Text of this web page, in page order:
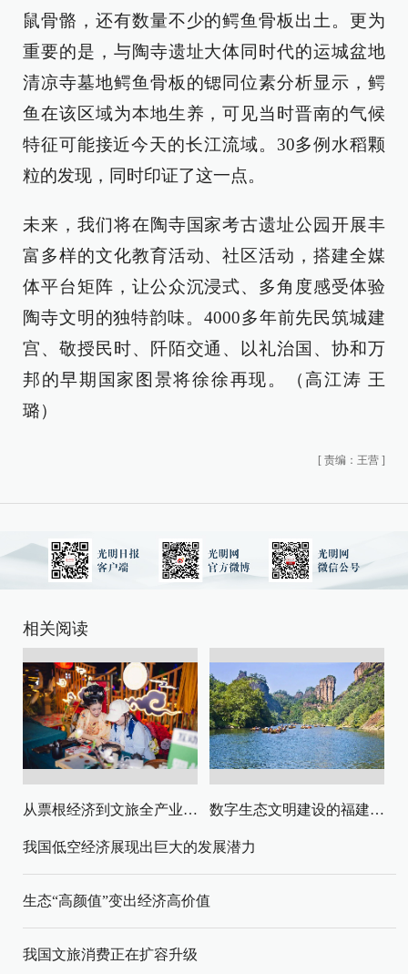
鼠骨骼，还有数量不少的鳄鱼骨板出土。更为
重要的是，与陶寺遗址大体同时代的运城盆地
清凉寺墓地鳄鱼骨板的锶同位素分析显示，鳄
鱼在该区域为本地生养，可见当时晋南的气候
特征可能接近今天的长江流域。30多例水稻颗
粒的发现，同时印证了这一点。
未来，我们将在陶寺国家考古遗址公园开展丰
富多样的文化教育活动、社区活动，搭建全媒
体平台矩阵，让公众沉浸式、多角度感受体验
陶寺文明的独特韵味。4000多年前先民筑城建
宫、敬授民时、阡陌交通、以礼治国、协和万
邦的早期国家图景将徐徐再现。（高江涛 王
璐）
[ 责编：王营 ]
相关阅读
从票根经济到文旅全产业链升级 数字生态文明建设的福建路径与启示
我国低空经济展现出巨大的发展潜力
生态“高颜值”变出经济高价值
我国文旅消费正在扩容升级